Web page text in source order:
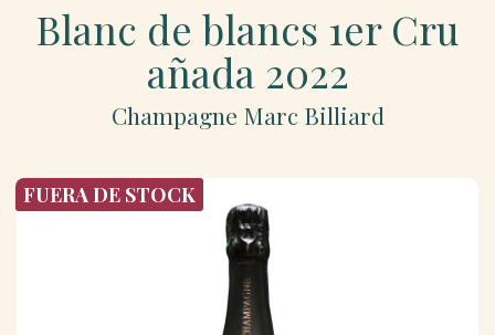
Blanc de blancs 1er Cru
añada 2022
Champagne Marc Billiard
FUERA DE STOCK